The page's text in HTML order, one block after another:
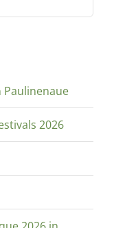
Paulinenaue
2026